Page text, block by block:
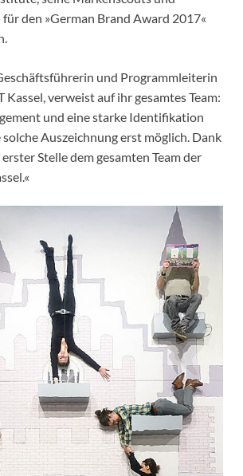
den »German Brand Award 2017«
und Programmleiterin
verweist auf ihr gesamtes Team:
und eine starke Identifikation
Auszeichnung erst möglich. Dank
Stelle dem gesamten Team der